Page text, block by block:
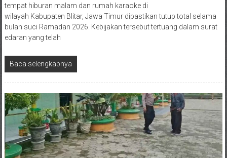
tempat hiburan malam dan rumah karaoke di
wilayah Kabupaten Blitar, Jawa Timur dipastikan tutup total selama
bulan suci Ramadan 2026. Kebijakan tersebut tertuang dalam surat
edaran yang telah
Baca selengkapnya